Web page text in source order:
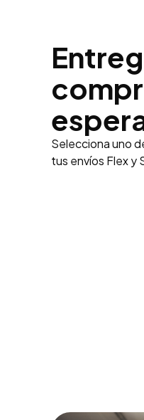
Selecciona uno
tus envíos Flex y